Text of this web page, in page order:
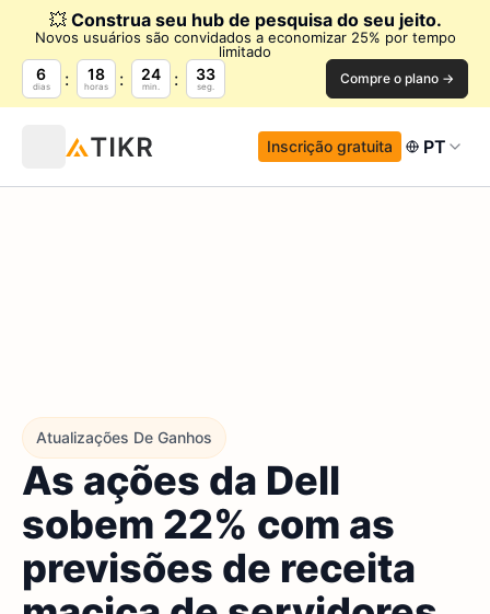
💥 Construa seu hub de pesquisa do seu jeito.
Novos usuários são convidados a economizar 25% por tempo
limitado
6
dias
18
horas
24
min.
32
seg. Compre o plano →
Inscrição gratuita PT
Atualizações De Ganhos
As ações da Dell
sobem 22% com as
previsões de receita